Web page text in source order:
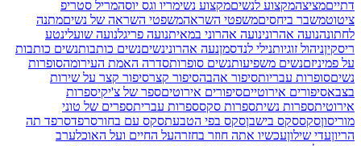
דתייםמציצהמקצוע לנשיםמקצוע נשימריו וגס יוסהמריל סטריפ
ציטוטמשבר ביחסיםמשפטי השראהמשפטי השראה של נשיםמתנה
לחתונהנועה אהרונינועה אהרוני במאיתנועה פריגלנועה שועלינטע
ריסקיןניהול זוגיותנילי לנדסמןנעה אהרונינשיםנשים כותבותנשים כותבות
על פמיניזםנשים משפיעותנשים סופרותסדרה האמת העירומהסופרות
נשיםסופרות עבריותסיפור אהבהסיפור קצרסיפור קצר על שירות
בצבאסיפורים אירוטייםסיפורים אירוטיםספר של צ'יקיספרות
אירוטיתספרות נשיתספרות סקסספרות עבריתספרים של טוני
מוריסוןסקססקס בישבןסקס בפי הטבעתסקס עם בחורסרפדסרפד תה
הריוןעדי שילוןעכשיו אתה חוזר בחזרהעל החיים ועל האוכלערב